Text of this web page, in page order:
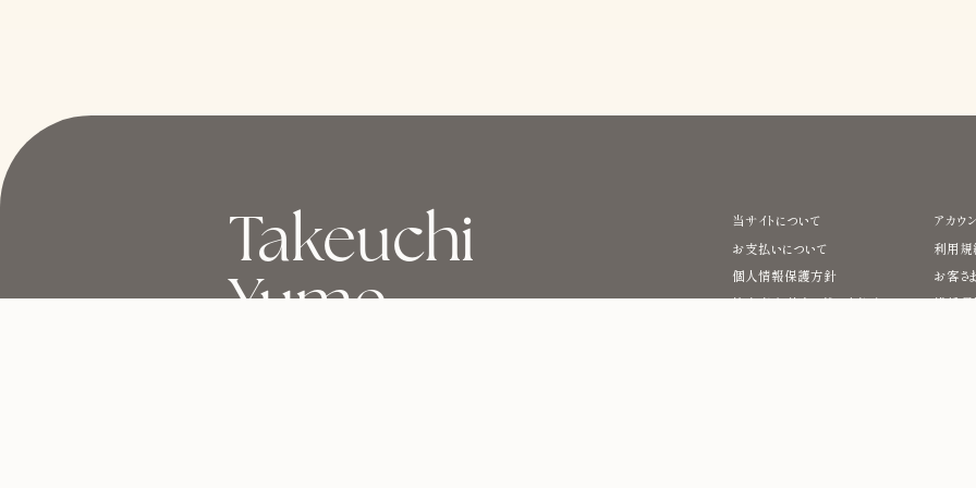
Takeuchi
Yume
当サイトについて
アカウ
お支払いについて
利用規
個人情報保護方針
お客さ
特定商取引法に基づく表示
推奨環